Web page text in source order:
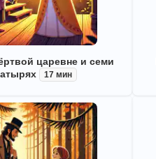
царевне и семи
17 мин